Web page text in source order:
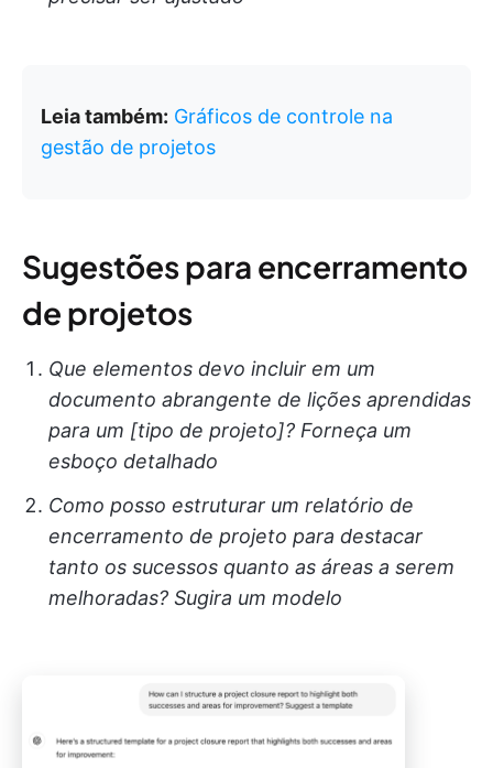
Leia também: Gráficos de controle na
gestão de projetos
Sugestões para encerramento
de projetos
Que elementos devo incluir em um
documento abrangente de lições aprendidas
para um [tipo de projeto]? Forneça um
esboço detalhado
Como posso estruturar um relatório de
encerramento de projeto para destacar
tanto os sucessos quanto as áreas a serem
melhoradas? Sugira um modelo